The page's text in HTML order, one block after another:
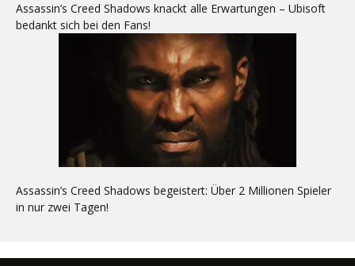
Assassin’s Creed Shadows knackt alle Erwartungen – Ubisoft
bedankt sich bei den Fans!
Assassin’s Creed Shadows begeistert: Über 2 Millionen Spieler
in nur zwei Tagen!